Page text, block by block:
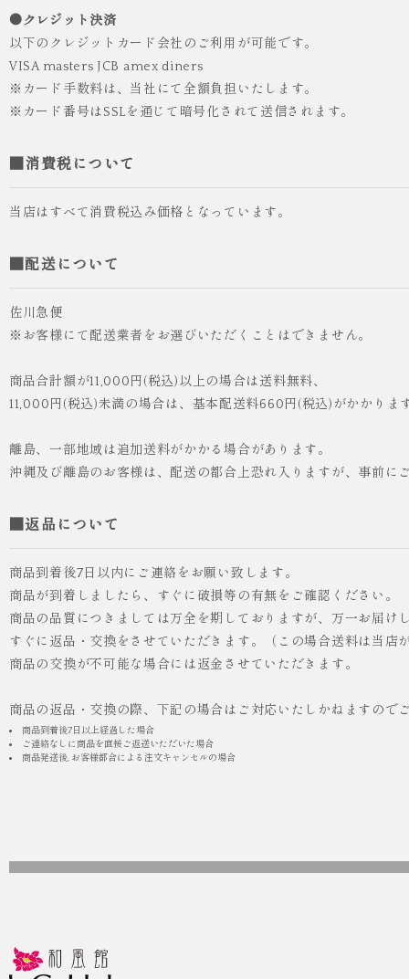
●クレジット決済
以下のクレジットカード会社のご利用が可能です。
VISA masters JCB amex diners
※カード手数料は、当社にて全額負担いたします。
※カード番号はSSLを通じて暗号化されて送信されます。
■消費税について
当店はすべて消費税込み価格となっています。
■配送について
佐川急便
※お客様にて配送業者をお選びいただくことはできません。
商品合計額が11,000円(税込)以上の場合は送料無料、
11,000円(税込)未満の場合は、基本配送料660円(税込)がかかりま
離島、一部地域は追加送料がかかる場合があります。
沖縄及び離島のお客様は、配送の都合上恐れ入りますが、事前に
■返品について
商品到着後7日以内にご連絡をお願い致します。
商品が到着しましたら、すぐに破損等の有無をご確認ください。
商品の品質につきましては万全を期しておりますが、万一お届
すぐに返品・交換をさせていただきます。（この場合送料は当店
商品の交換が不可能な場合には返金させていただきます。
商品の返品・交換の際、下記の場合はご対応いたしかねますので
商品到着後7日以上経過した場合
ご連絡なしに商品を直接ご返送いただいた場合
商品発送後, お客様都合による注文キャンセルの場合